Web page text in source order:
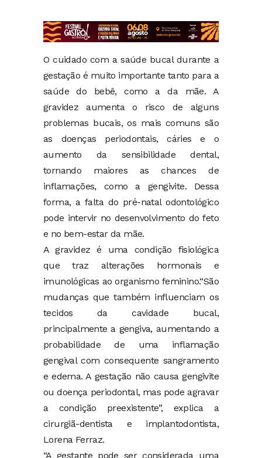
O cuidado com a saúde bucal durante a
gestação é muito importante tanto para a
saúde do bebê, como a da mãe. A
gravidez aumenta o risco de alguns
problemas bucais, os mais comuns são
as doenças periodontais, cáries e o
aumento da sensibilidade dental,
tornando maiores as chances de
inflamações, como a gengivite. Dessa
forma, a falta do pré-natal odontológico
pode intervir no desenvolvimento do feto
e no bem-estar da mãe.
A gravidez é uma condição fisiológica
que traz alterações hormonais e
imunológicas ao organismo feminino.“São
mudanças que também influenciam os
tecidos da cavidade bucal,
principalmente a gengiva, aumentando a
probabilidade de uma inflamação
gengival com consequente sangramento
e edema. A gestação não causa gengivite
ou doença periodontal, mas pode agravar
a condição preexistente”, explica a
cirurgiã-dentista e implantodontista,
Lorena Ferraz.
“A gestante pode ser considerada uma